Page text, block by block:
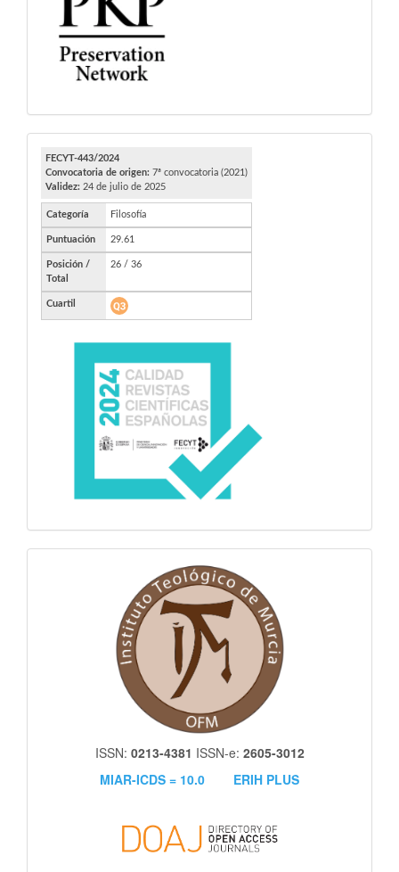
FECYT
ISSN: 0213-4381 ISSN-e: 2605-3012
MIAR-ICDS = 10.0
ERIH PLUS